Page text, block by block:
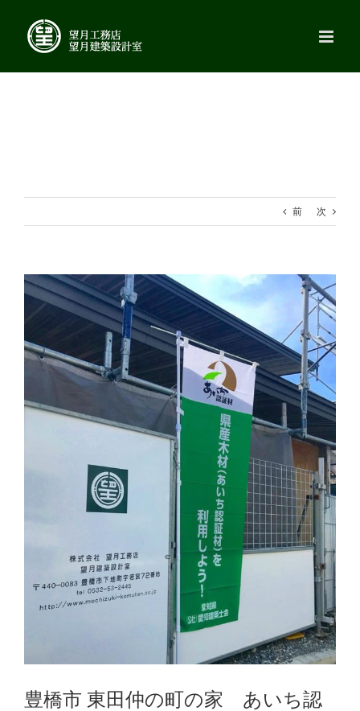
content
前 次
View
Larger
豊橋市 東田仲の町の家 あいち認